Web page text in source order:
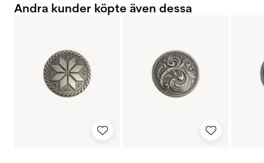
Andra kunder köpte även dessa